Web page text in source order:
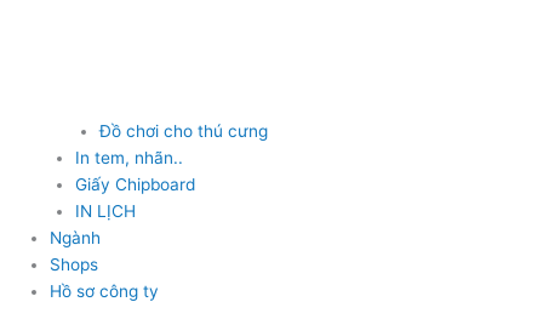
Đồ chơi cho thú cưng
In tem, nhãn..
Giấy Chipboard
IN LỊCH
Ngành
Shops
Hồ sơ công ty